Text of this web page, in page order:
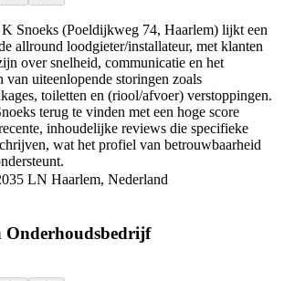
Snoeks (Poeldijkweg 74, Haarlem) lijkt een
allround loodgieter/installateur, met klanten
over snelheid, communicatie en het
uiteenlopende storingen zoals
toiletten en (riool/afvoer) verstoppingen.
terug te vinden met een hoge score
inhoudelijke reviews die specifieke
wat het profiel van betrouwbaarheid
LN Haarlem, Nederland
Onderhoudsbedrijf